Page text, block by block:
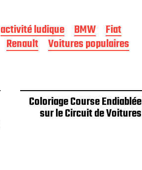
activité ludique BMW
Fiat
Renault Voitures populaires
Coloriage Course Endiablée
sur le Circuit de Voitures